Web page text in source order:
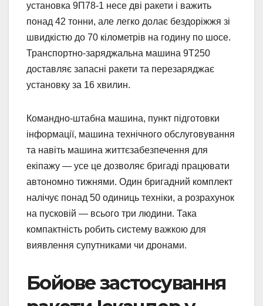
установка 9П78-1 несе дві ракети і важить
понад 42 тонни, але легко долає бездоріжжя зі
швидкістю до 70 кілометрів на годину по шосе.
Транспортно-заряджальна машина 9Т250
доставляє запасні ракети та перезаряджає
установку за 16 хвилин.
Командно-штабна машина, пункт підготовки
інформації, машина технічного обслуговування
та навіть машина життєзабезпечення для
екіпажу — усе це дозволяє бригаді працювати
автономно тижнями. Один бригадний комплект
налічує понад 50 одиниць техніки, а розрахунок
на пусковій — всього три людини. Така
компактність робить систему важкою для
виявлення супутниками чи дронами.
Бойове застосування